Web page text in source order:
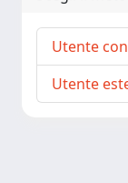
Utente
Utente